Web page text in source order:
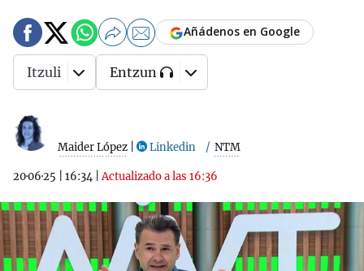
Maider López Linkedin NTM
20·06·25 16:34 |Actualizado a las 16:36
Añádenos en Google
Itzuli Entzun